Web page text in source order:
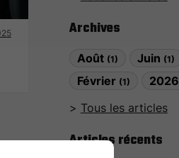
Archives
Août (1) Juin (1)
Février (1) 2026
Tous les articles
Articles récents